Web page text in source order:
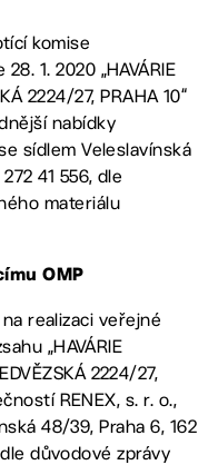
komise
1. 2020 „HAVÁRIE
2224/27, PRAHA 10“
nabídky
sídlem Veleslavínská
41 556, dle
materiálu
OMP
realizaci veřejné
„HAVÁRIE
2224/27,
RENEX, s. r. o.,
48/39, Praha 6, 162
dle důvodové zprávy